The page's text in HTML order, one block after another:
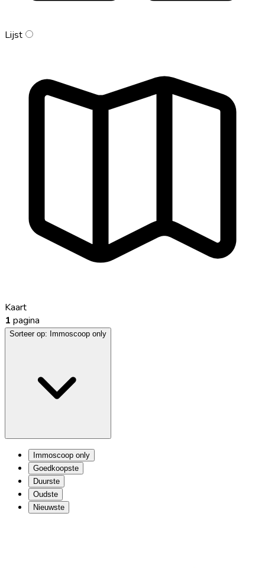
Lijst
Kaart
1 pagina
Sorteer op: Immoscoop only
Immoscoop only
Goedkoopste
Duurste
Oudste
Nieuwste